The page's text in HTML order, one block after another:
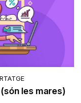
les mares)